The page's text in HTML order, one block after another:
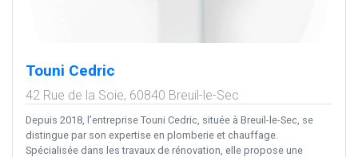
Touni Cedric
42 Rue de la Soie, 60840 Breuil-le-Sec
Depuis 2018, l’entreprise Touni Cedric, située à Breuil-le-Sec, se
distingue par son expertise en plomberie et chauffage.
Spécialisée dans les travaux de rénovation, elle propose une